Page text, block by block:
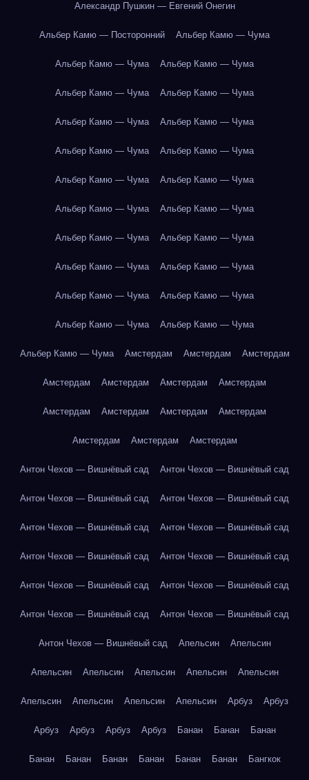
Александр Пушкин — Евгений Онегин
Альбер Камю — Посторонний Альбер Камю — Чума
Альбер Камю — Чума Альбер Камю — Чума
Альбер Камю — Чума Альбер Камю — Чума
Альбер Камю — Чума Альбер Камю — Чума
Альбер Камю — Чума Альбер Камю — Чума
Альбер Камю — Чума Альбер Камю — Чума
Альбер Камю — Чума Альбер Камю — Чума
Альбер Камю — Чума Альбер Камю — Чума
Альбер Камю — Чума Альбер Камю — Чума
Альбер Камю — Чума Альбер Камю — Чума
Альбер Камю — Чума Альбер Камю — Чума
Альбер Камю — Чума Амстердам Амстердам Амстердам
Амстердам Амстердам Амстердам Амстердам
Амстердам Амстердам Амстердам Амстердам
Амстердам Амстердам Амстердам
Антон Чехов — Вишнёвый сад Антон Чехов — Вишнёвый сад
Антон Чехов — Вишнёвый сад Антон Чехов — Вишнёвый сад
Антон Чехов — Вишнёвый сад Антон Чехов — Вишнёвый сад
Антон Чехов — Вишнёвый сад Антон Чехов — Вишнёвый сад
Антон Чехов — Вишнёвый сад Антон Чехов — Вишнёвый сад
Антон Чехов — Вишнёвый сад Антон Чехов — Вишнёвый сад
Антон Чехов — Вишнёвый сад Апельсин Апельсин
Апельсин Апельсин Апельсин Апельсин Апельсин
Апельсин Апельсин Апельсин Апельсин Арбуз Арбуз
Арбуз Арбуз Арбуз Арбуз Банан Банан Банан
Банан Банан Банан Банан Банан Банан Бангкок